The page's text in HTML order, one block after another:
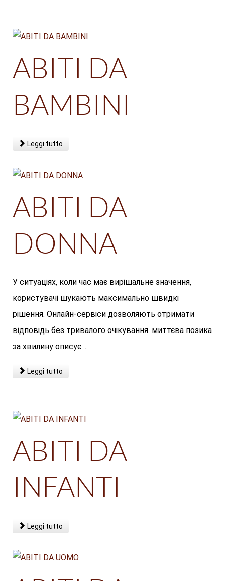
ABITI DA
BAMBINI
Leggi tutto
ABITI DA
DONNA
У ситуаціях, коли час має вирішальне значення,
користувачі шукають максимально швидкі
рішення. Онлайн-сервіси дозволяють отримати
відповідь без тривалого очікування. миттєва позика
за хвилину описує ...
Leggi tutto
ABITI DA
INFANTI
Leggi tutto